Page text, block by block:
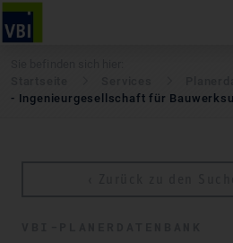
- Ingenieurgesellschaft für